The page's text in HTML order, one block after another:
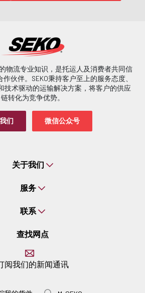
物流专业知识，是托运人及消费者共同信
伙伴。SEKO秉持客户至上的服务态度、
技术驱动的运输解决方案，将客户的供应
链转化为竞争优势。
们 微信公众号
关于我们
服务
联系
查找网点
阅我们的新闻通讯